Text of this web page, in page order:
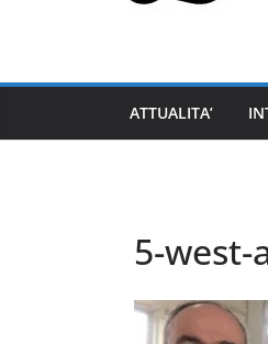
ATTUALITA’
5-